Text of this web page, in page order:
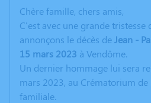
Chère famille, chers amis,
C'est avec une grande tristesse
annonçons le décès deJean -
15 mars 2023 à Vendôme.
Un dernier hommage lui sera
mars 2023, au Crématorium de
familiale.